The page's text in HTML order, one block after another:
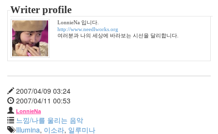
Writer profile
LonnieNa 입니다.
http://www.needlworks.org
여러분과 나의 세상에 바라보는 시선을 달리합니다.
2007/04/09 03:24
2007/04/11 00:53
LonnieNa
느낌/나를 울리는 음악
Illumina, 이소라, 일루미나
0
2019
년
1
2020
년
년
8
느
낌
88